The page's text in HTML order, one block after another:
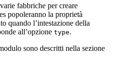
fabbriche per creare
popoleranno la proprietà
quando l’intestazione della
all’opzione type.
sono descritti nella sezione